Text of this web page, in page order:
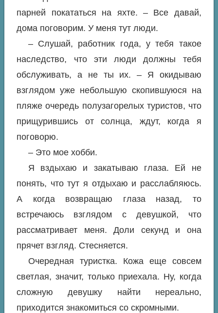
парней покататься на яхте. – Все давай,
дома поговорим. У меня тут люди.
– Слушай, работник года, у тебя такое
наследство, что эти люди должны тебя
обслуживать, а не ты их. – Я окидываю
взглядом уже небольшую скопившуюся на
пляже очередь полузагорелых туристов, что
прищурившись от солнца, ждут, когда я
поговорю.
– Это мое хобби.
Я вздыхаю и закатываю глаза. Ей не
понять, что тут я отдыхаю и расслабляюсь.
А когда возвращаю глаза назад, то
встречаюсь взглядом с девушкой, что
рассматривает меня. Доли секунд и она
прячет взгляд. Стесняется.
Очередная туристка. Кожа еще совсем
светлая, значит, только приехала. Ну, когда
сложную девушку найти нереально,
приходится знакомиться со скромными.